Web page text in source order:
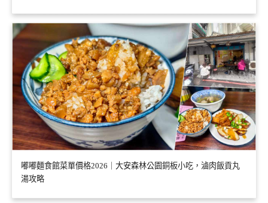
嘟嘟麵食館菜單價格2026｜大安森林公園銅板小吃，滷肉飯貢丸
湯攻略